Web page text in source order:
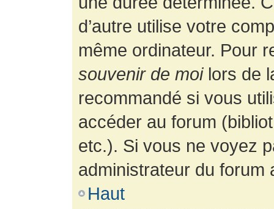
d’autre utilise votre
même ordinateur. Pour
souvenir de moilors de
recommandé si vous
accéder au forum
etc.). Si vous ne voyez
administrateur du forum
Haut